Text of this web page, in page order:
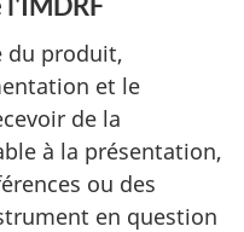
du produit,
et le
de la
à la présentation,
ou des
en question